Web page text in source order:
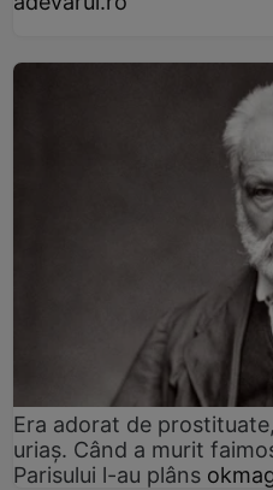
Era adorat de
uriaș. Când a murit
Parisului l-au plâns